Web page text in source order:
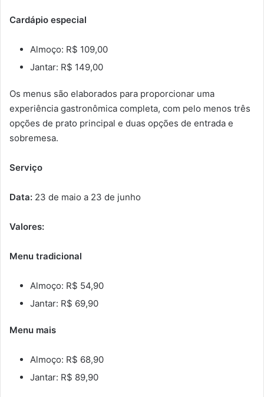
Cardápio especial
Almoço: R$ 109,00
Jantar: R$ 149,00
Os menus são elaborados para proporcionar uma
experiência gastronômica completa, com pelo menos três
opções de prato principal e duas opções de entrada e
sobremesa.
Serviço
Data: 23 de maio a 23 de junho
Valores:
Menu tradicional
Almoço: R$ 54,90
Jantar: R$ 69,90
Menu mais
Almoço: R$ 68,90
Jantar: R$ 89,90